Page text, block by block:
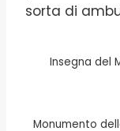
sorta di
Insegna del
Monumento